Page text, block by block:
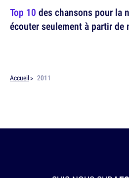
Top 10 des chansons pour la
écouter seulement à partir de
Accueil 2011